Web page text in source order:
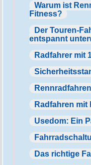
Warum ist
Fitness?
Der Touren-
entspannt
Radfahrer mit
Radfahren
Usedom: Ein
Das richtige